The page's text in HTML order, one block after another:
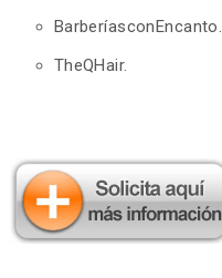
BarberíasconEncanto.
TheQHair.